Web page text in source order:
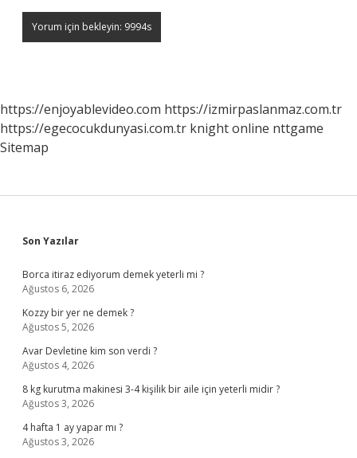
https://enjoyablevideo.com https://izmirpaslanmaz.com.tr
https://egecocukdunyasi.com.tr knight online nttgame
Sitemap
Sidebar
Son Yazılar
Borca itiraz ediyorum demek yeterli mi ?
Ağustos 6, 2026
Kozzy bir yer ne demek ?
Ağustos 5, 2026
Avar Devletine kim son verdi ?
Ağustos 4, 2026
8 kg kurutma makinesi 3-4 kişilik bir aile için yeterli midir ?
Ağustos 3, 2026
4 hafta 1 ay yapar mı ?
Ağustos 3, 2026